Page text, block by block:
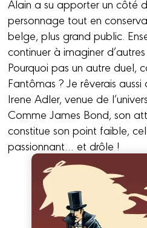
Alain a su apporter un côté
personnage tout en
belge, plus grand public.
continuer à imaginer
Pourquoi pas un autre duel,
Fantômas ? Je rêverais aussi
Irene Adler, venue de
Comme James Bond, son
constitue son point faible,
passionnant… et drôle !